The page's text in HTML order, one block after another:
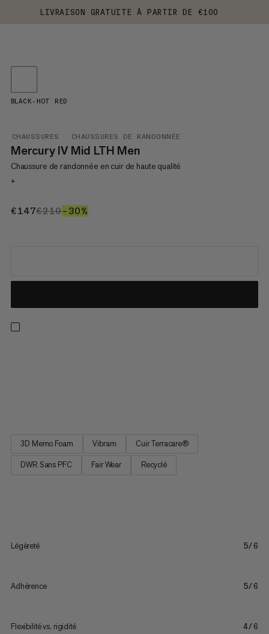
LIVRAISON GRATUITE À PARTIR DE €100
CHAUSSURES CHAUSSURES DE RANDONNÉE
Mercury IV Mid LTH Men
Chaussure de randonnée en cuir de haute qualité
+
€147€147
€210€210
–30%
BLACK-HOT RED
3D Memo Foam Vibram Cuir Terracare®
DWR Sans PFC Fair Wear Recyclé
Légèreté 5/6
Adhérence 5/6
Flexibilité vs. rigidité 4/6